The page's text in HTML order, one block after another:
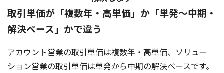
取引単価が「複数年・高単価」か「単発〜中期・
解決ベース」かで違う
アカウント営業の取引単価は複数年・高単価、ソリュー
ション営業の取引単価は単発から中期の解決ベースです。